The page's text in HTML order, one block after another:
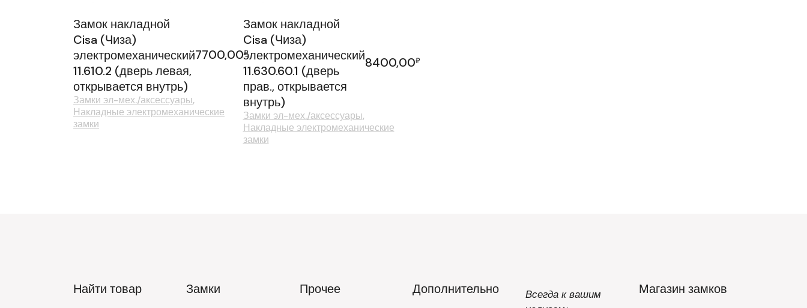
Замок накладной
Cisa (Чиза)
электромеханический
11.610.2 (дверь левая,
открывается внутрь)
7700,00₽
Замки эл-мех./аксессуары
Накладные электромеханические
замки
Замок накладной
Cisa (Чиза)
электромеханический
11.630.60.1 (дверь
прав., открывается
внутрь)
8400,00₽
Замки эл-мех./аксессуары
Накладные электромеханические
замки
Найти товар Замки Прочее Дополнительно
Всегда к вашим
Магазин замков